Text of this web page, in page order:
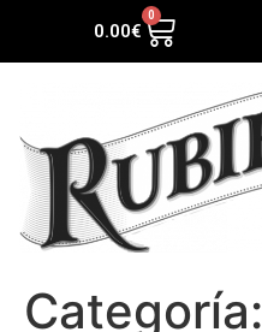
0.00€
0
Categoría: